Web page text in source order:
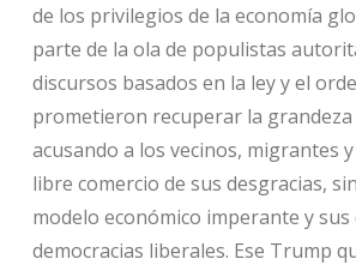
de los privilegios de la economía
parte de la ola de populistas
discursos basados en la ley y el
prometieron recuperar la grandeza
acusando a los vecinos, migrantes
libre comercio de sus desgracias,
modelo económico imperante y sus
democracias liberales. Ese Trump